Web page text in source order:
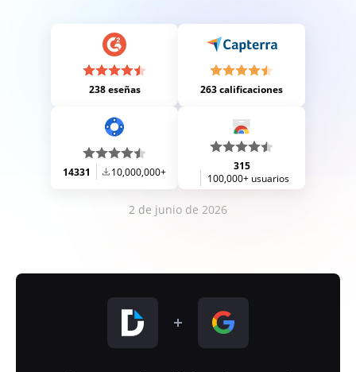
238 eseñas 263 calificaciones
14331 10,000,000+
315
100,000+ usuarios
2 de junio de 2026